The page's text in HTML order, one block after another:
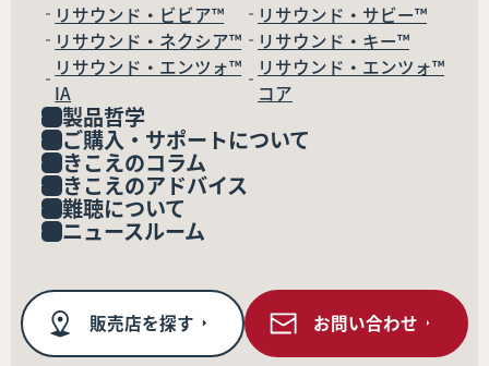
リサウンド・ビビア™
リサウンド・サビー™
リサウンド・ネクシア™
リサウンド・キー™
リサウンド・エンツォ™
IA
リサウンド・エンツォ™
コア
製品哲学
ご購入・サポートについて
きこえのコラム
きこえのアドバイス
難聴について
ニュースルーム
販売店を探す お問い合わせ